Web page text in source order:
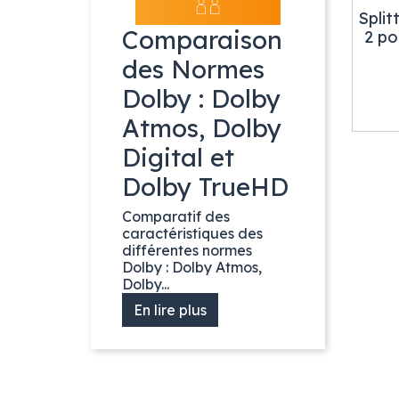
Comparaison
des Normes
Dolby : Dolby
Atmos, Dolby
Digital et
Dolby TrueHD
Comparatif des
caractéristiques des
différentes normes
Dolby : Dolby Atmos,
Dolby...
En lire plus
2